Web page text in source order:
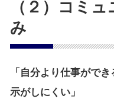
（２）コミ
み
「自分より仕事がで
示がしにくい」